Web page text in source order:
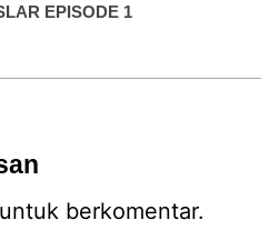
EPISODE 1
untuk berkomentar.